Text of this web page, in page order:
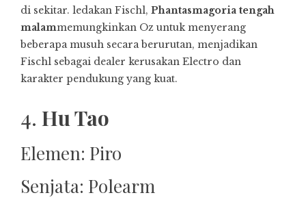
di sekitar. ledakan Fischl, Phantasmagoria tengah
malammemungkinkan Oz untuk menyerang
beberapa musuh secara berurutan, menjadikan
Fischl sebagai dealer kerusakan Electro dan
karakter pendukung yang kuat.
4. Hu Tao
Elemen: Piro
Senjata: Polearm